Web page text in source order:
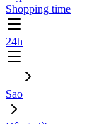
Shopping time
24h
Sao